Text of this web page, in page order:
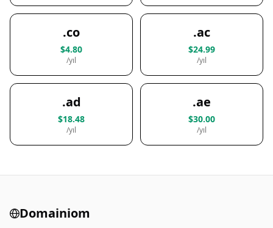
.co
$4.80
/yıl
.ac
$24.99
/yıl
.ad
$18.48
/yıl
.ae
$30.00
/yıl
Domainiom